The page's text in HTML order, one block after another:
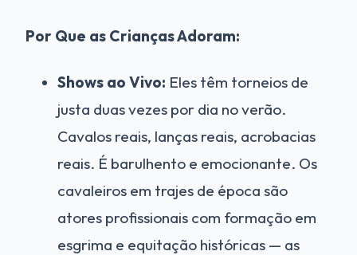
Por Que as Crianças Adoram:
Shows ao Vivo: Eles têm torneios de
justa duas vezes por dia no verão.
Cavalos reais, lanças reais, acrobacias
reais. É barulhento e emocionante. Os
cavaleiros em trajes de época são
atores profissionais com formação em
esgrima e equitação históricas — as